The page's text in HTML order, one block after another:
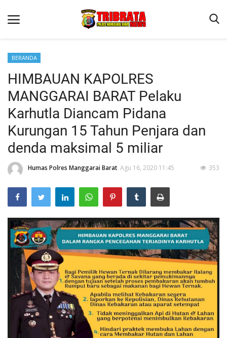
Beranda
Binkam
Terms & Conditions
Reskrim
Lantas
Polisi Kita
Mitra Polisi
Giat Ops
BERANDA
HIMBAUAN KAPOLRES
MANGGARAI BARAT Pelaku
Karhutla Diancam Pidana
Kurungan 15 Tahun Penjara dan
denda maksimal 5 miliar
Humas Polres Manggarai Barat Agu 16, 2020 11:45 353